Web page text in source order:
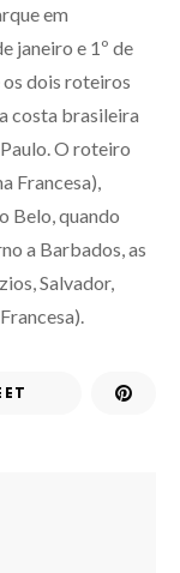
em
janeiro e 1º de
dois roteiros
costa brasileira
O roteiro
Francesa),
Belo, quando
a Barbados, as
Salvador,